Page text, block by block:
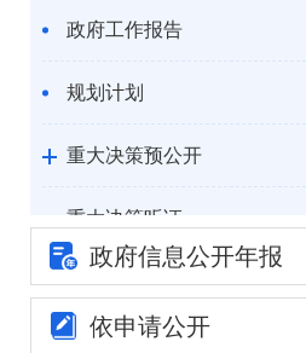
政府工作报告
规划计划
重大决策预公开
重大决策听证
统计信息
自然资源
政府信息公开年报
依申请公开